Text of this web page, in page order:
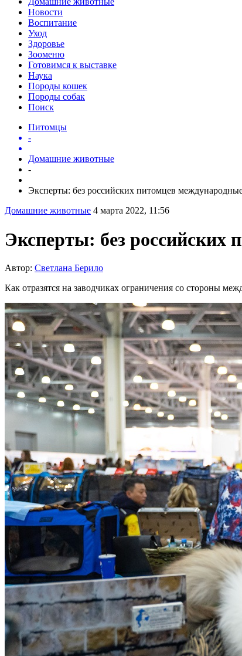
Новости
Воспитание
Уход
Здоровье
Зооменю
Готовимся к выставке
Наука
Породы кошек
Породы собак
Поиск
Питомцы
-
Домашние животные
-
Эксперты: без российских питомцев
Домашние животные 4 марта 2022, 11:56
Эксперты: без российских
Автор: Светлана Берило
Как отразятся на заводчиках ограничения со стороны